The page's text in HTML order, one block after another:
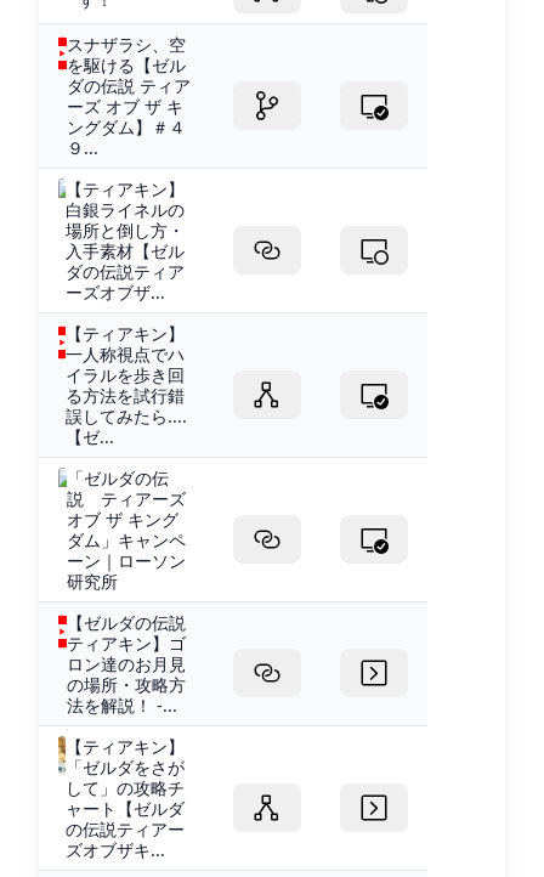
スナザラシ、空
を駆ける【ゼル
ダの伝説 ティア
ーズ オブ ザ キ
ングダム】＃４
９...
【ティアキン】
白銀ライネルの
場所と倒し方・
入手素材【ゼル
ダの伝説ティア
ーズオブザ...
【ティアキン】
一人称視点でハ
イラルを歩き回
る方法を試行錯
誤してみたら....
【ゼ...
「ゼルダの伝
説 ティアーズ
オブ ザ キング
ダム」キャンペ
ーン｜ローソン
研究所
【ゼルダの伝説
ティアキン】ゴ
ロン達のお月見
の場所・攻略方
法を解説！ -...
【ティアキン】
「ゼルダをさが
して」の攻略チ
ャート【ゼルダ
の伝説ティアー
ズオブザキ...